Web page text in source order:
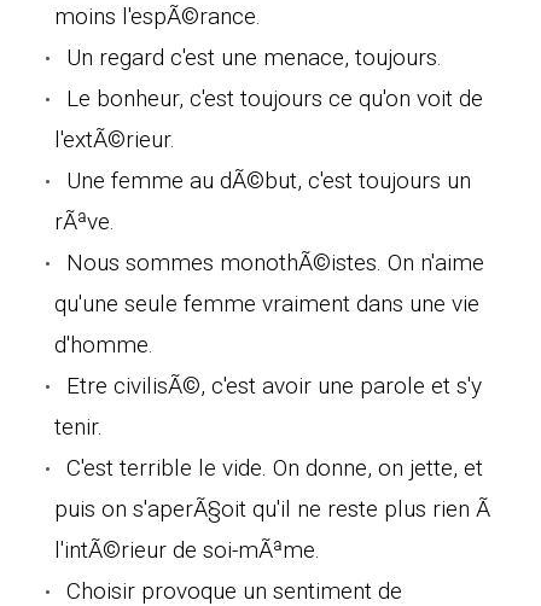
moins l'espÃ©rance.
Un regard c'est une menace, toujours.
Le bonheur, c'est toujours ce qu'on voit de
l'extÃ©rieur.
Une femme au dÃ©but, c'est toujours un
rÃªve.
Nous sommes monothÃ©istes. On n'aime
qu'une seule femme vraiment dans une vie
d'homme.
Etre civilisÃ©, c'est avoir une parole et s'y
tenir.
C'est terrible le vide. On donne, on jette, et
puis on s'aperÃ§oit qu'il ne reste plus rien Ã
l'intÃ©rieur de soi-mÃªme.
Choisir provoque un sentiment de